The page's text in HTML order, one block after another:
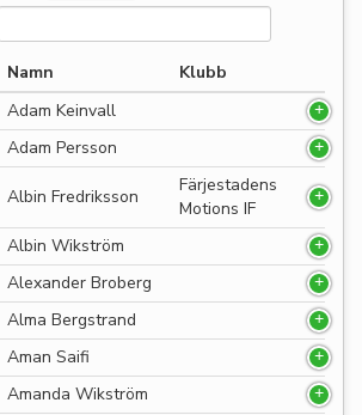
Namn
Klubb
Adam Keinvall
Adam Persson
Albin Fredriksson
Färjestadens
Motions IF
Albin Wikström
Alexander Broberg
Alma Bergstrand
Aman Saifi
Amanda Wikström